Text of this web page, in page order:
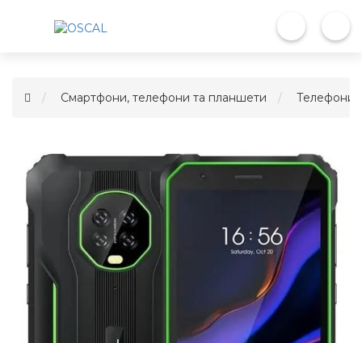
Смартфони, телефони та планшети Телефони